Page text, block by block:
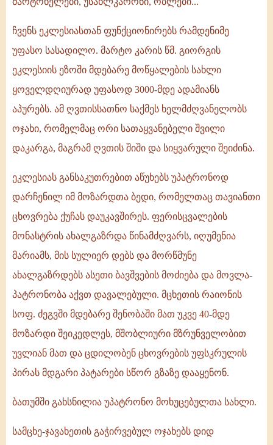
ჩვენს ეკლესიასთან ფუნქციონირებს რამდენიმე
უფასო სასადილო. მარტო კარის წმ. გიორგის
ეკლესიის ეზოში მდებარე მოწყალების სახლი
ყოველდღიურად უფასოდ 3000-მდე ადამიანს
აპურებს. ამ ღვთისსათნო საქმეს ხელმძღვანელობს
ოჯახი, რომელმაც ორი სათაყვანებელი შვილი
დაკარგა, მაგრამ ღვთის შიში და სიყვარული შეიძინა.
ეკლესიას განსაკუთრებით აწუხებს უპატრონოდ
დარჩენილ იმ მოზარდთა ბედი, რომელთაც თავიანთი
ცხოვრება ქუჩას დაუკავშირეს. ფერისცვალების
მონასტრის ახალგაზრდა წინამძღვარს, იღუმენია
მარიამს, მის სულიერ დებს და მორწმუნე
ახალგაზრდებს ასეთი ბავშვების მოძიება და მოვლა-
პატრონობა აქვთ დავალებული. მცხეთის რაიონის
სოფ. ძეგვში მდებარე შენობაში მათ უკვე 40-მდე
მოზარდი შეიკედლეს, მშობლიური მზრუნველობით
უვლიან მათ და ცდილობენ ცხოვრების უფსკრულის
პირას მდგარი პატარები სწორ გზაზე დააყენონ.
ბათუმში გახსნილია უპატრონო მოხუცებულთა სახლი.
სამცხე-ჯავახეთის გაჭირვებულ ოჯახებს დიდ